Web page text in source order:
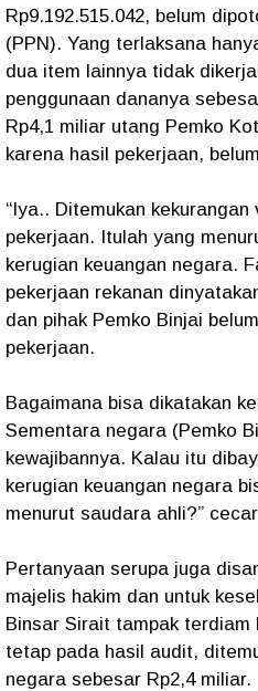
Rp9.192.515.042, belum
(PPN). Yang terlaksana
dua item lainnya tidak
penggunaan dananya
Rp4,1 miliar utang Pemko
karena hasil pekerjaan,
“Iya.. Ditemukan kekurangan
pekerjaan. Itulah yang
kerugian keuangan negara.
pekerjaan rekanan
dan pihak Pemko Binjai
pekerjaan.
Bagaimana bisa dikatakan
Sementara negara (Pemko
kewajibannya. Kalau itu
kerugian keuangan negara
menurut saudara ahli?”
Pertanyaan serupa juga
majelis hakim dan untuk
Binsar Sirait tampak terdiam
tetap pada hasil audit,
negara sebesar Rp2,4 miliar.